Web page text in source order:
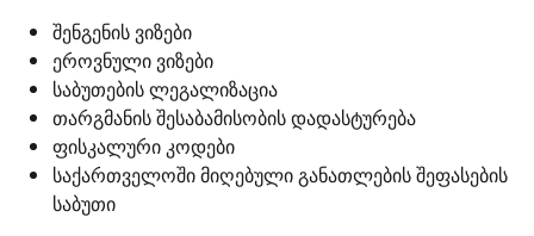
შენგენის ვიზები
ეროვნული ვიზები
საბუთების ლეგალიზაცია
თარგმანის შესაბამისობის დადასტურება
ფისკალური კოდები
საქართველოში მიღებული განათლების შეფასების
საბუთი